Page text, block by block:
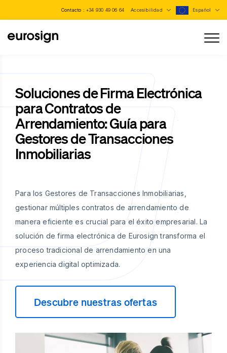
Contacto : +34 930 49 06 64 Accesibilidad Español
Soluciones de Firma Electrónica
para Contratos de
Arrendamiento: Guía para
Gestores de Transacciones
Inmobiliarias
Para los Gestores de Transacciones Inmobiliarias,
gestionar múltiples contratos de arrendamiento de
manera eficiente es crucial para el éxito empresarial. La
solución de firma electrónica de Eurosign transforma el
proceso tradicional de arrendamiento en una
experiencia digital optimizada.
Descubre nuestras ofertas